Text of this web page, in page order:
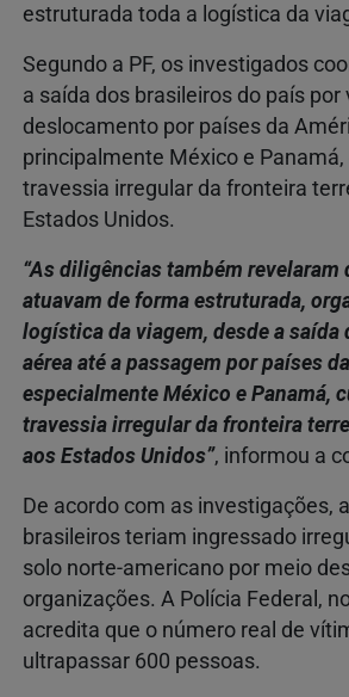
estruturada toda a logística da
Segundo a PF, os investigados
a saída dos brasileiros do país por
deslocamento por países da
principalmente México e
travessia irregular da fronteira
Estados Unidos.
“As diligências também revelaram
atuavam de forma estruturada,
logística da viagem, desde a saída
aérea até a passagem por países
especialmente México e Panamá,
travessia irregular da fronteira
aos Estados Unidos”, informou a
De acordo com as investigações,
brasileiros teriam ingressado
solo norte-americano por meio
organizações. A Polícia Federal,
acredita que o número real de
ultrapassar 600 pessoas.